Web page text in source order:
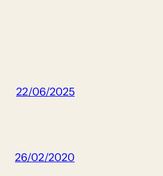
22/06/2025
26/02/2020